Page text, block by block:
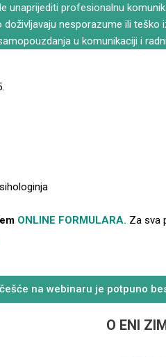
unaprijediti profesionalnu
nesporazume ili teško
u komunikaciji i
ONLINE FORMULARA. Za sva
na webinaru je potpuno
O ENI